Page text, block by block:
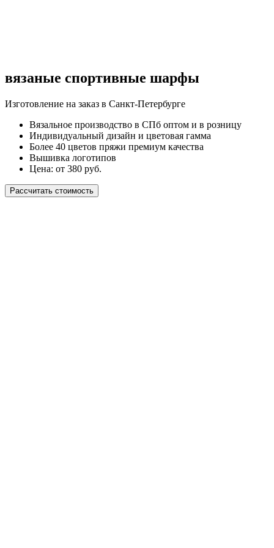
вязаные спортивные шарфы
Изготовление на заказ в Санкт-Петербурге
Вязальное производство в СПб оптом и в розницу
Индивидуальный дизайн и цветовая гамма
Более 40 цветов пряжи премиум качества
Вышивка логотипов
Цена: от 380 руб.
Рассчитать стоимость